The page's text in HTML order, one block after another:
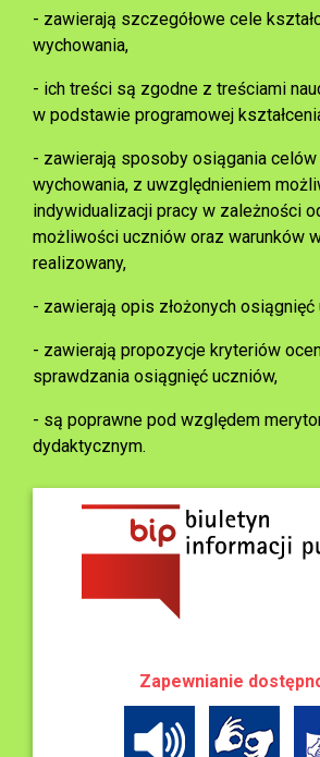
- zawierają szczegółowe cele
wychowania,
- ich treści są zgodne z treściami
w podstawie programowej
- zawierają sposoby osiągania celów
wychowania, z uwzględnieniem
indywidualizacji pracy w zależności
możliwości uczniów oraz warunków
realizowany,
- zawierają opis złożonych osiągnięć
- zawierają propozycje kryteriów
sprawdzania osiągnięć uczniów,
- są poprawne pod względem
dydaktycznym.
Zapewnianie